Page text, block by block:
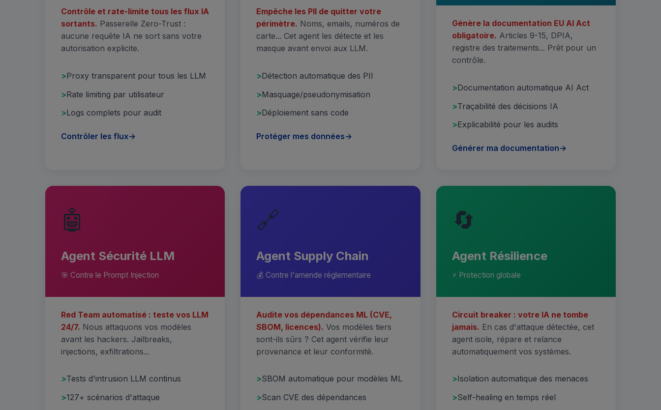
Contrôle et rate-limite tous les flux IA
sortants. Passerelle Zero-Trust :
aucune requête IA ne sort sans votre
autorisation explicite.
Proxy transparent pour tous les LLM
Rate limiting par utilisateur
Logs complets pour audit
Contrôler les flux→
Empêche les PII de quitter votre
périmètre. Noms, emails, numéros de
carte... Cet agent les détecte et les
masque avant envoi aux LLM.
Détection automatique des PII
Masquage/pseudonymisation
Déploiement sans code
Protéger mes données→
Génère la documentation EU AI Act
obligatoire. Articles 9-15, DPIA,
registre des traitements... Prêt pour un
contrôle.
Documentation automatique AI Act
Traçabilité des décisions IA
Explicabilité pour les audits
Générer ma documentation→
🤖
Agent Sécurité LLM
🎯 Contre le Prompt Injection
Red Team automatisé : teste vos LLM
24/7. Nous attaquons vos modèles
avant les hackers. Jailbreaks,
injections, exfiltrations...
Tests d'intrusion LLM continus
127+ scénarios d'attaque
🔗
Agent Supply Chain
💰 Contre l'amende réglementaire
Audite vos dépendances ML (CVE,
SBOM, licences). Vos modèles tiers
sont-ils sûrs ? Cet agent vérifie leur
provenance et leur conformité.
SBOM automatique pour modèles ML
Scan CVE des dépendances
🔄
Agent Résilience
⚡ Protection globale
Circuit breaker : votre IA ne tombe
jamais. En cas d'attaque détectée, cet
agent isole, répare et relance
automatiquement vos systèmes.
Isolation automatique des menaces
Self-healing en temps réel